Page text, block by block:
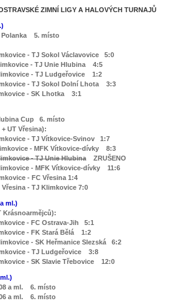
ZIMNÍ LIGY A HALOVÝCH TURNAJŮ
Polanka 5. místo
- TJ Sokol Václavovice
5:0
- TJ Unie Hlubina
4:5
- TJ Ludgeřovice
1:2
- TJ Sokol Dolní Lhota 3:3
- SK Lhotka 3:1
Cup 6. místo
UT Vřesina):
- TJ Vítkovice-Svinov 1:7
- MFK Vítkovice-dívky 8:3
- TJ Unie Hlubina ZRUŠENO
- MFK Vítkovice-dívky
11:6
- FC Vřesina 1:4
Vřesina - TJ Klimkovice 7:0
ml.)
Krásnoarmějců):
- FC Ostrava-Jih 5:1
- FK Stará Bělá 1:2
- SK Heřmanice Slezská 6:2
- TJ Ludgeřovice 3:8
- SK Slavie Třebovice 12:0
a ml. 6. místo
a ml. 6. místo